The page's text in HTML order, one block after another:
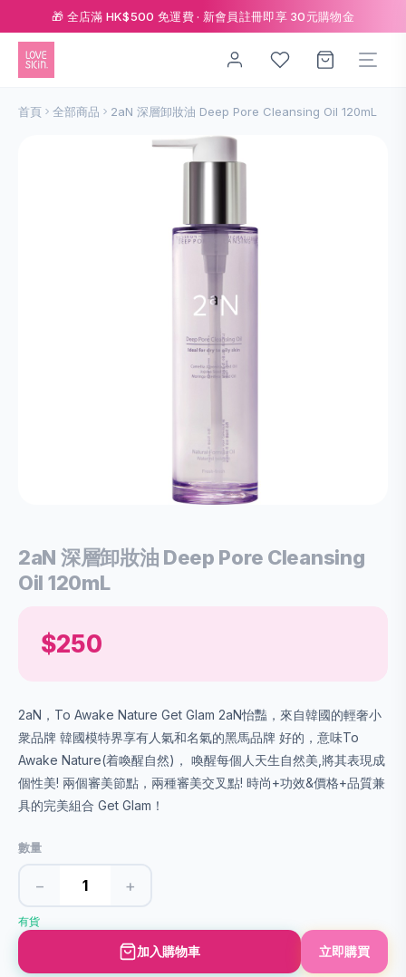
🎁 全店滿 HK$500 免運費 · 新會員註冊即享 30元購物金
首頁 全部商品 2aN 深層卸妝油 Deep Pore Cleansing Oil 120mL
2aN 深層卸妝油 Deep Pore Cleansing
Oil 120mL
$250
2aN，To Awake Nature Get Glam 2aN怡豔，來自韓國的輕奢小
衆品牌 韓國模特界享有人氣和名氣的黑馬品牌 好的，意味To
Awake Nature(着喚醒自然)， 喚醒每個人天生自然美,將其表現成
個性美! 兩個審美節點，兩種審美交叉點! 時尚+功效&價格+品質兼
具的完美組合 Get Glam！
數量
− +
有貨
加入購物車 立即購買